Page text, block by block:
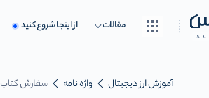
مقالات از اینجا شروع کنید
آموزش ارز دیجیتال واژه نامه سفارش کتاب